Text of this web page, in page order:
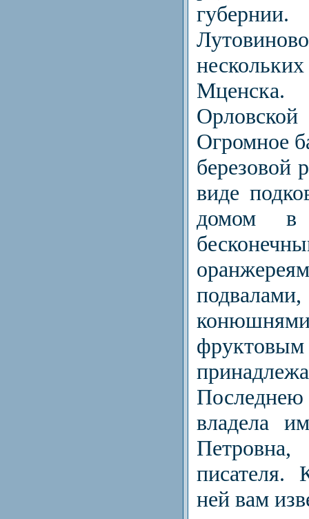
Мценска.
Огромное
березовой
виде
домом в
владела
писателя.
ней вам